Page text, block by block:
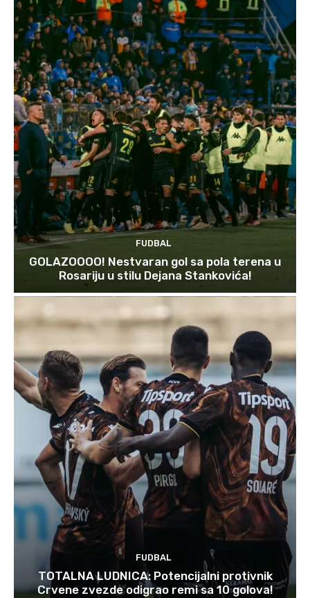
FUDBAL
GOLAZOOOO! Nestvaran gol sa pola terena u
Rosariju u stilu Dejana Stankovića!
FUDBAL
TOTALNA LUDNICA: Potencijalni protivnik
Crvene zvezde odigrao remi sa 10 golova!